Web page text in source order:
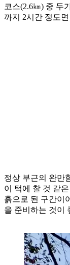
코스(2.6㎞) 중 두
까지 2시간 정도
정상 부근의 완만
이 턱에 찰 것 같
흙으로 된 구간이
을 준비하는 것이